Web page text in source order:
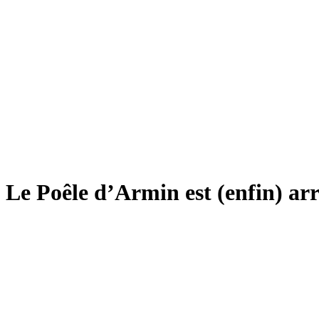
Le Poêle d’Armin est (enfin)